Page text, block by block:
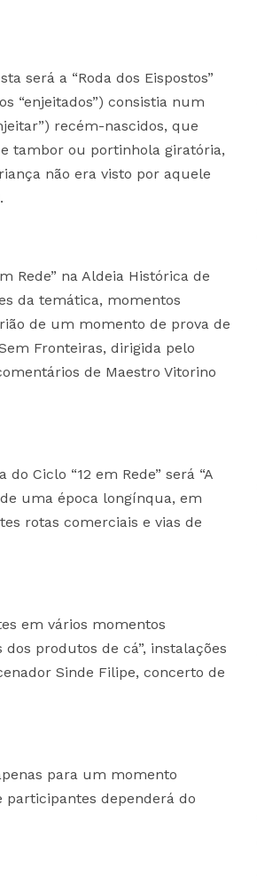
será a “Roda dos Eispostos”
“enjeitados”) consistia num
recém-nascidos, que
tambor ou portinhola giratória,
não era visto por aquele
Rede” na Aldeia Histórica de
da temática, momentos
de um momento de prova de
Fronteiras, dirigida pelo
de Maestro Vitorino
Ciclo “12 em Rede” será “A
uma época longínqua, em
rotas comerciais e vias de
em vários momentos
produtos de cá”, instalações
Sinde Filipe, concerto de
para um momento
dependerá do